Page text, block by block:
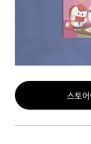
스토